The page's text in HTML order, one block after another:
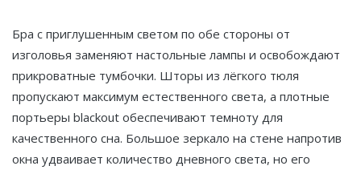
Бра с приглушенным светом по обе стороны от
изголовья заменяют настольные лампы и освобождают
прикроватные тумбочки. Шторы из лёгкого тюля
пропускают максимум естественного света, а плотные
портьеры blackout обеспечивают темноту для
качественного сна. Большое зеркало на стене напротив
окна удваивает количество дневного света, но его